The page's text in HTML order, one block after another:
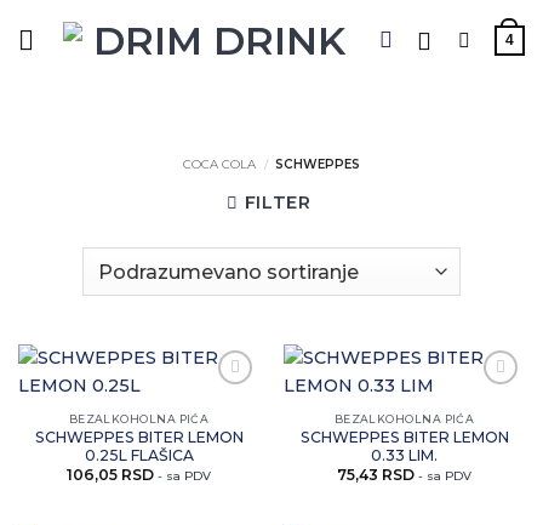
4
COCA COLA / SCHWEPPES
FILTER
artikal
BEZALKOHOLNA PIĆA
SCHWEPPES BITER LEMON
0.25L FLAŠICA
106,05 RSD - sa PDV
artikal
BEZALKOHOLNA PIĆA
SCHWEPPES BITER LEMON
0.33 LIM.
75,43 RSD - sa PDV